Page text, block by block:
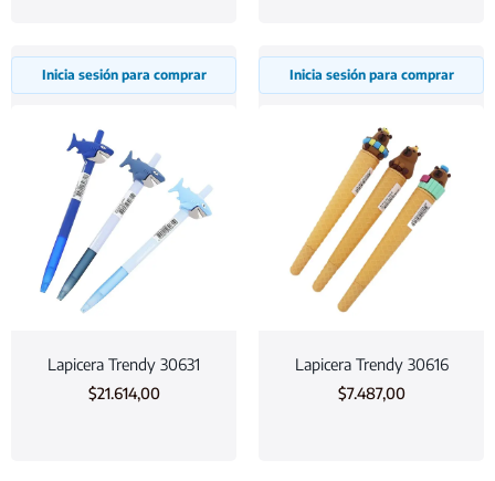
Inicia sesión para comprar
Lapicera Trendy 30631
$21.614,00
Inicia sesión para comprar
Lapicera Trendy 30616
$7.487,00